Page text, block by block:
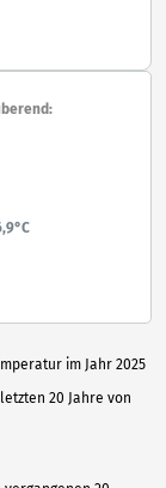
im Jahr 2025
20 Jahre von